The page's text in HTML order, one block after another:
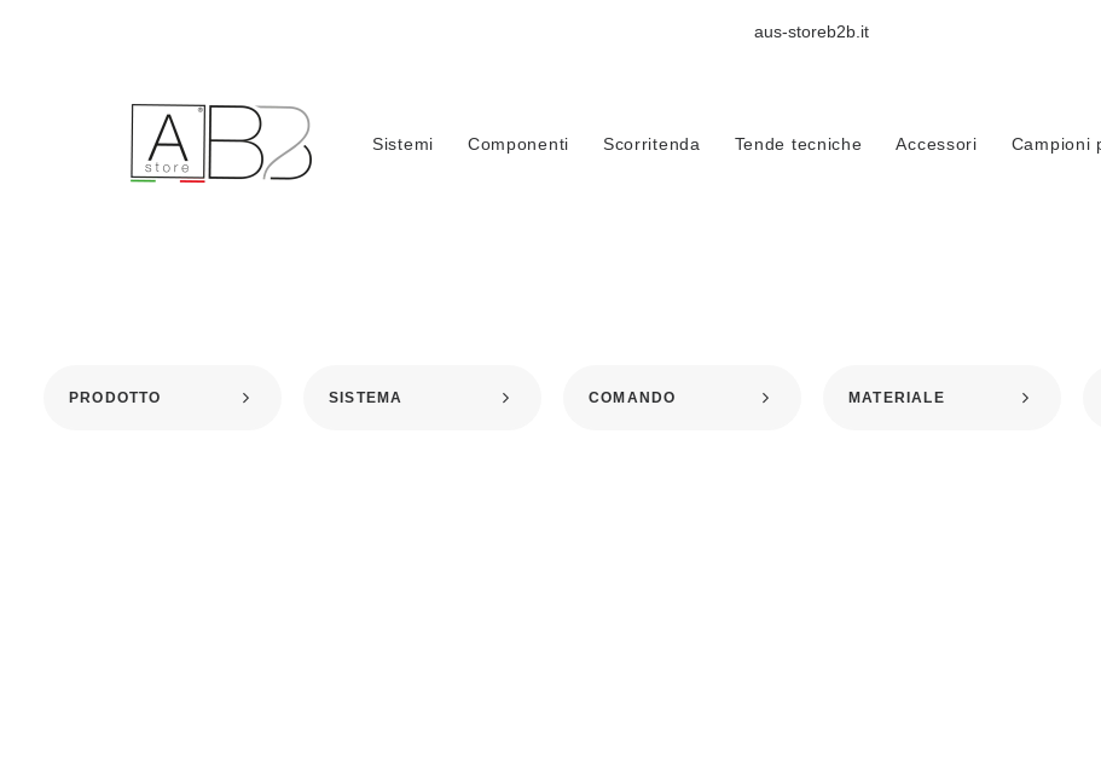
aus-storeb2b.it
Sistemi Componenti Scorritenda Tende tecniche Accessori Campioni
PRODOTTO SISTEMA COMANDO MATERIALE